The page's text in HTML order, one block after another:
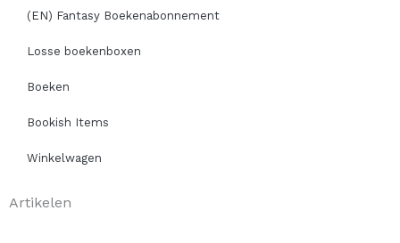
(EN) Fantasy Boekenabonnement
Losse boekenboxen
Boeken
Bookish Items
Winkelwagen
Artikelen